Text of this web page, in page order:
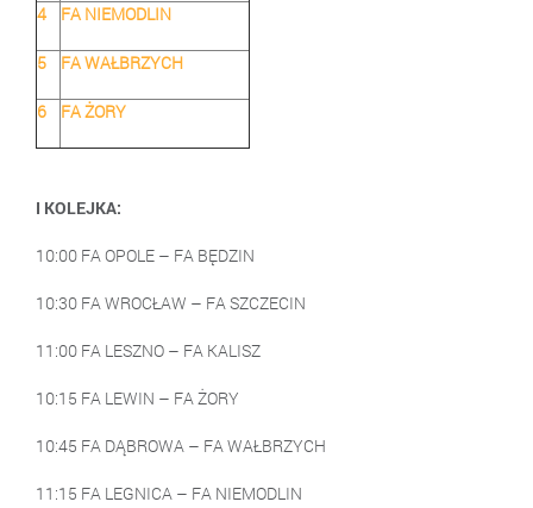
4 FA NIEMODLIN
5 FA WAŁBRZYCH
6 FA ŻORY
I KOLEJKA:
10:00 FA OPOLE – FA BĘDZIN
10:30 FA WROCŁAW – FA SZCZECIN
11:00 FA LESZNO – FA KALISZ
10:15 FA LEWIN – FA ŻORY
10:45 FA DĄBROWA – FA WAŁBRZYCH
11:15 FA LEGNICA – FA NIEMODLIN